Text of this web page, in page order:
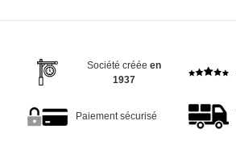
Société créée en
1937
Paiement sécurisé